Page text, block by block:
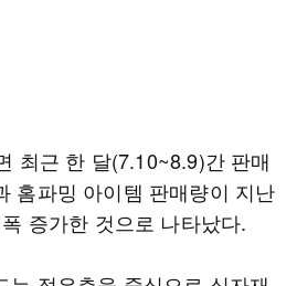
최근 한 달(7.10~8.9)간 판매
홈파밍 아이템 판매량이 지난
증가한 것으로 나타났다.